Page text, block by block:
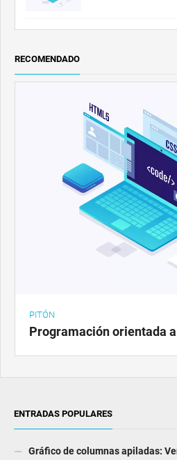
RECOMENDADO
PITÓN
Programación orientada
ENTRADAS POPULARES
Gráfico de columnas apiladas: